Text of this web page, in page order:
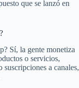
que se lanzó en
Sí, la gente monetiza
o servicios,
a canales,